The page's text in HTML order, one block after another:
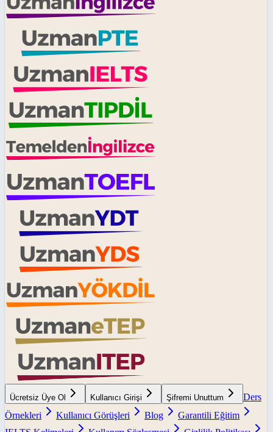
Ücretsiz Üye Ol Kullanıcı Girişi Şifremi Unuttum
Ders
Örnekleri
Kullanıcı Görüşleri Blog
Garantili Eğitim